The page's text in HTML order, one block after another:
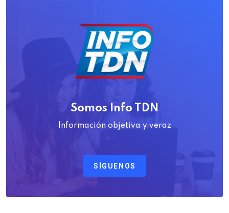
Somos Info TDN
Información objetiva y veraz
SÍGUENOS